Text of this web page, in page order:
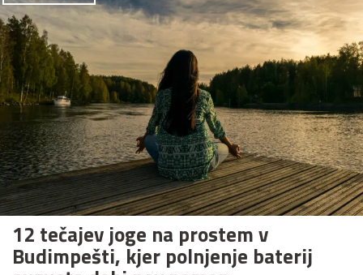
12 tečajev joge na prostem v
Budimpešti, kjer polnjenje baterij